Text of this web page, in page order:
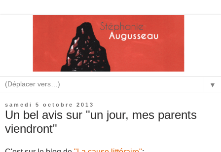
▼
samedi 5 octobre 2013
Un bel avis sur "un jour, mes parents
viendront"